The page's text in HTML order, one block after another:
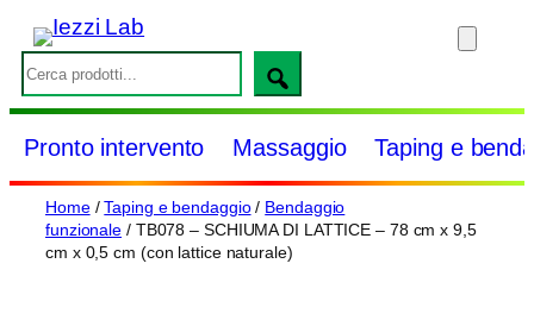
Vai
al
contenuto
S
e
r
c
Pronto intervento Massaggio Taping e
Home/Taping e bendaggio/ Bendaggio
funzionale / TB078 – SCHIUMA DI LATTICE – 78 cm x 9,5
cm x 0,5 cm (con lattice naturale)